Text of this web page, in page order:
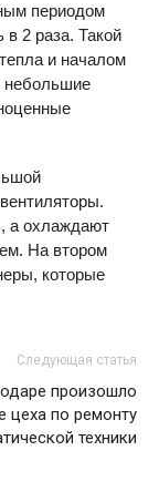
периодом
в 2 раза. Такой
и началом
небольшие
а охлаждают
На втором
которые
Следующая статья
произошло
цеха по ремонту
техники